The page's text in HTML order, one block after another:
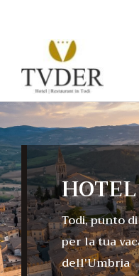
Todi, punto
per la tua
dell'Umbria